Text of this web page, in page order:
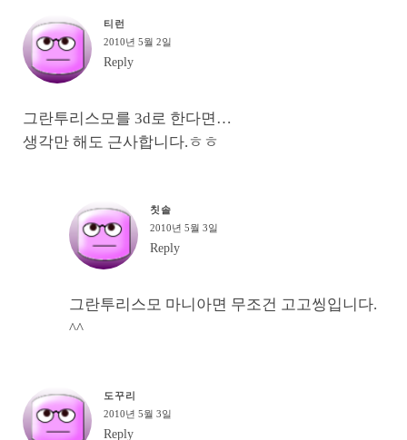
티런
2010년 5월 2일
Reply
그란투리스모를 3d로 한다면…
생각만 해도 근사합니다.ㅎㅎ
칫솔
2010년 5월 3일
Reply
그란투리스모 마니아면 무조건 고고씽입니다.
^^
도꾸리
2010년 5월 3일
Reply